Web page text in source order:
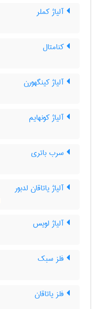
آلیاژ کملر
کنامتال
آلیاژ کینگهورن
آلیاژ کونهایم
سرب باتری
آلیاژ یاتاقان لدبور
آلیاژ لویس
فلز سبک
فلز یاتاقان